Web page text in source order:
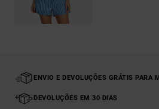
ENVIO E DEVOLUÇÕES GRÁTIS PARA
DEVOLUÇÕES EM 30 DIAS